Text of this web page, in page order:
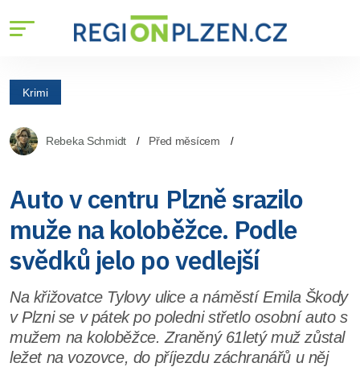
Krimi
Rebeka Schmidt Před měsícem
Auto v centru Plzně srazilo
muže na koloběžce. Podle
svědků jelo po vedlejší
Na křižovatce Tylovy ulice a náměstí Emila Škody
v Plzni se v pátek po poledni střetlo osobní auto s
mužem na koloběžce. Zraněný 61letý muž zůstal
ležet na vozovce, do příjezdu záchranářů u něj